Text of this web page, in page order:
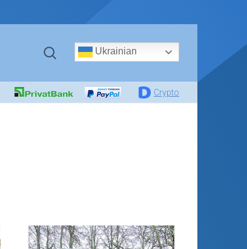
Ukrainian
Crypto